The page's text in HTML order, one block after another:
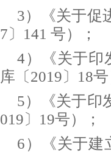
3）《关于促
7〕141 号）；
4）《关于印
库〔2019〕18
5）《关于印
019〕19号）；
6）《关于建